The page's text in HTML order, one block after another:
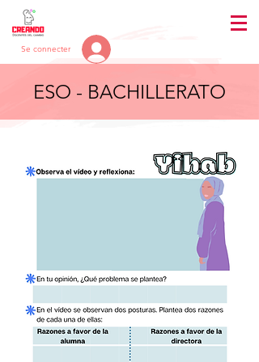
Se connecter
ESO - BACHILLERATO